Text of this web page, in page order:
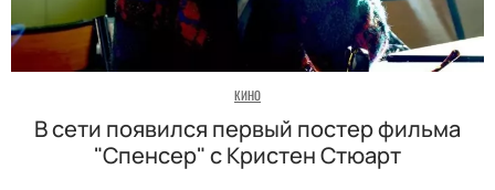
КИНО
В сети появился первый постер фильма
"Спенсер" с Кристен Стюарт